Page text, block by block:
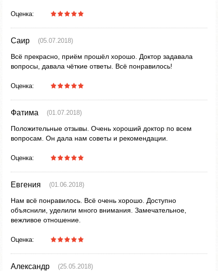
Оценка:
Саир (05.07.2018)
Всё прекрасно, приём прошёл хорошо. Доктор задавала
вопросы, давала чёткие ответы. Всё понравилось!
Оценка:
Фатима (01.07.2018)
Положительные отзывы. Очень хороший доктор по всем
вопросам. Он дала нам советы и рекомендации.
Оценка:
Евгения (01.06.2018)
Нам всё понравилось. Всё очень хорошо. Доступно
объяснили, уделили много внимания. Замечательное,
вежливое отношение.
Оценка:
Александр (25.05.2018)